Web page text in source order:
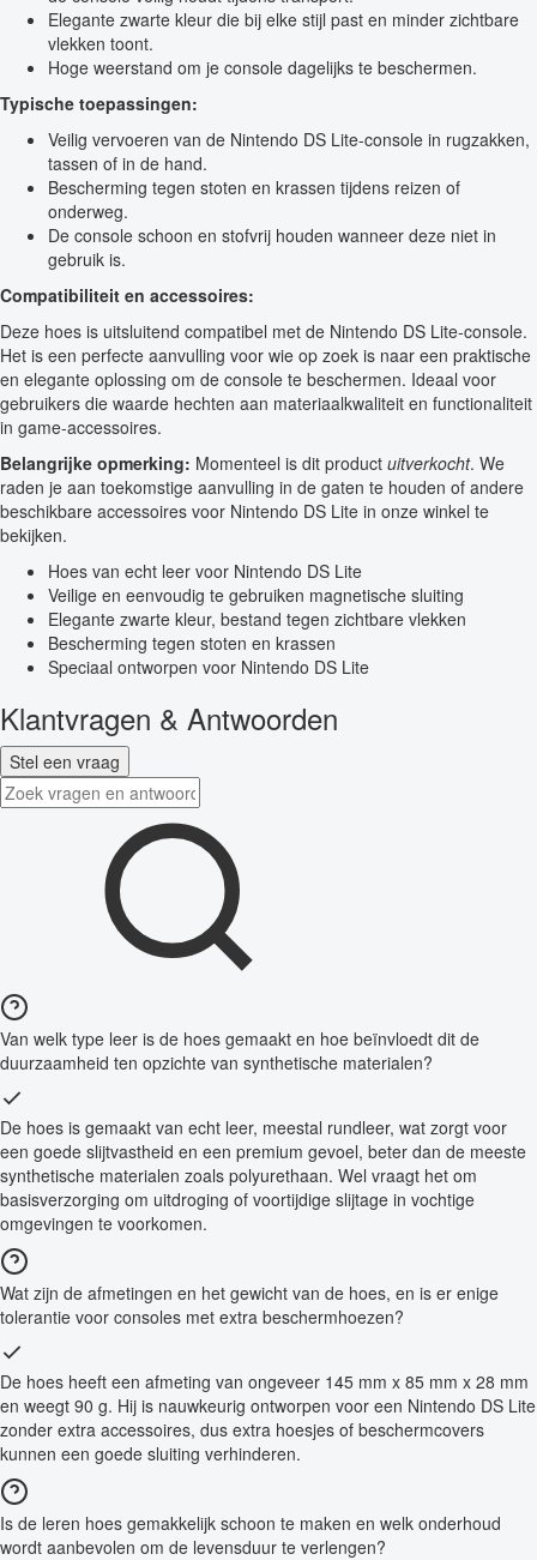
Elegante zwarte kleur die bij elke stijl past en minder zichtbare
vlekken toont.
Hoge weerstand om je console dagelijks te beschermen.
Typische toepassingen:
Veilig vervoeren van de Nintendo DS Lite-console in rugzakken,
tassen of in de hand.
Bescherming tegen stoten en krassen tijdens reizen of
onderweg.
De console schoon en stofvrij houden wanneer deze niet in
gebruik is.
Compatibiliteit en accessoires:
Deze hoes is uitsluitend compatibel met de Nintendo DS Lite-console.
Het is een perfecte aanvulling voor wie op zoek is naar een praktische
en elegante oplossing om de console te beschermen. Ideaal voor
gebruikers die waarde hechten aan materiaalkwaliteit en functionaliteit
in game-accessoires.
Belangrijke opmerking: Momenteel is dit product uitverkocht. We
raden je aan toekomstige aanvulling in de gaten te houden of andere
beschikbare accessoires voor Nintendo DS Lite in onze winkel te
bekijken.
Hoes van echt leer voor Nintendo DS Lite
Veilige en eenvoudig te gebruiken magnetische sluiting
Elegante zwarte kleur, bestand tegen zichtbare vlekken
Bescherming tegen stoten en krassen
Speciaal ontworpen voor Nintendo DS Lite
Klantvragen & Antwoorden
Stel een vraag
Van welk type leer is de hoes gemaakt en hoe beïnvloedt dit de
duurzaamheid ten opzichte van synthetische materialen?
De hoes is gemaakt van echt leer, meestal rundleer, wat zorgt voor
een goede slijtvastheid en een premium gevoel, beter dan de meeste
synthetische materialen zoals polyurethaan. Wel vraagt het om
basisverzorging om uitdroging of voortijdige slijtage in vochtige
omgevingen te voorkomen.
Wat zijn de afmetingen en het gewicht van de hoes, en is er enige
tolerantie voor consoles met extra beschermhoezen?
De hoes heeft een afmeting van ongeveer 145 mm x 85 mm x 28 mm
en weegt 90 g. Hij is nauwkeurig ontworpen voor een Nintendo DS Lite
zonder extra accessoires, dus extra hoesjes of beschermcovers
kunnen een goede sluiting verhinderen.
Is de leren hoes gemakkelijk schoon te maken en welk onderhoud
wordt aanbevolen om de levensduur te verlengen?